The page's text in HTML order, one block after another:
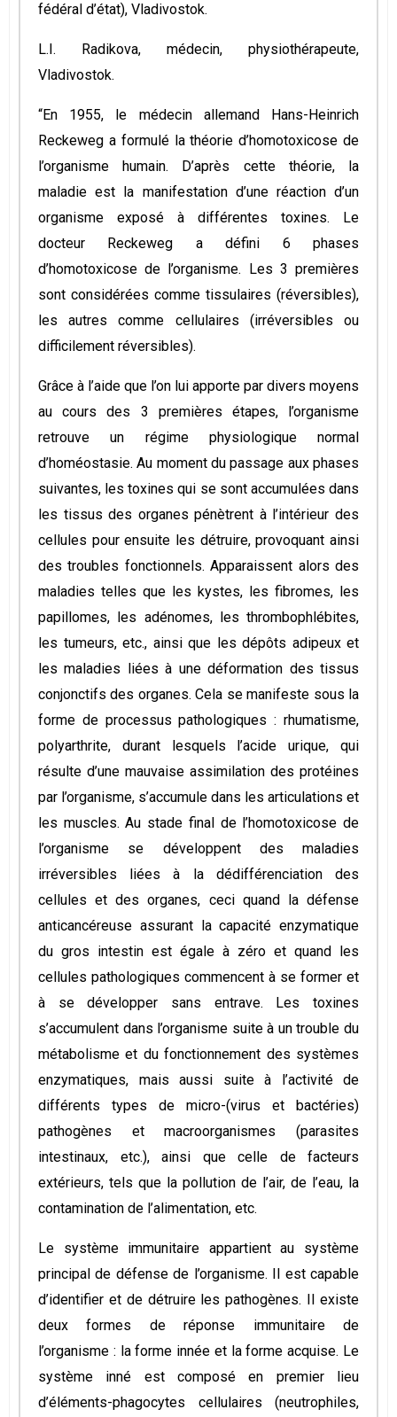
fédéral d’état), Vladivostok.
L.I. Radikova, médecin, physiothérapeute,
Vladivostok.
“En 1955, le médecin allemand Hans-Heinrich
Reckeweg a formulé la théorie d’homotoxicose de
l’organisme humain. D’après cette théorie, la
maladie est la manifestation d’une réaction d’un
organisme exposé à différentes toxines. Le
docteur Reckeweg a défini 6 phases
d’homotoxicose de l’organisme. Les 3 premières
sont considérées comme tissulaires (réversibles),
les autres comme cellulaires (irréversibles ou
difficilement réversibles).
Grâce à l’aide que l’on lui apporte par divers moyens
au cours des 3 premières étapes, l’organisme
retrouve un régime physiologique normal
d’homéostasie. Au moment du passage aux phases
suivantes, les toxines qui se sont accumulées dans
les tissus des organes pénètrent à l’intérieur des
cellules pour ensuite les détruire, provoquant ainsi
des troubles fonctionnels. Apparaissent alors des
maladies telles que les kystes, les fibromes, les
papillomes, les adénomes, les thrombophlébites,
les tumeurs, etc., ainsi que les dépôts adipeux et
les maladies liées à une déformation des tissus
conjonctifs des organes. Cela se manifeste sous la
forme de processus pathologiques : rhumatisme,
polyarthrite, durant lesquels l’acide urique, qui
résulte d’une mauvaise assimilation des protéines
par l’organisme, s’accumule dans les articulations et
les muscles. Au stade final de l’homotoxicose de
l’organisme se développent des maladies
irréversibles liées à la dédifférenciation des
cellules et des organes, ceci quand la défense
anticancéreuse assurant la capacité enzymatique
du gros intestin est égale à zéro et quand les
cellules pathologiques commencent à se former et
à se développer sans entrave. Les toxines
s’accumulent dans l’organisme suite à un trouble du
métabolisme et du fonctionnement des systèmes
enzymatiques, mais aussi suite à l’activité de
différents types de micro-(virus et bactéries)
pathogènes et macroorganismes (parasites
intestinaux, etc.), ainsi que celle de facteurs
extérieurs, tels que la pollution de l’air, de l’eau, la
contamination de l’alimentation, etc.
Le système immunitaire appartient au système
principal de défense de l’organisme. Il est capable
d’identifier et de détruire les pathogènes. Il existe
deux formes de réponse immunitaire de
l’organisme : la forme innée et la forme acquise. Le
système inné est composé en premier lieu
d’éléments-phagocytes cellulaires (neutrophiles,